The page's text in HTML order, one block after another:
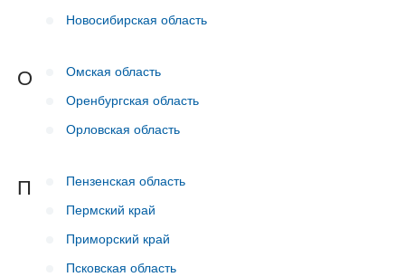
Новосибирская область
О
Омская область
Оренбургская область
Орловская область
П
Пензенская область
Пермский край
Приморский край
Псковская область